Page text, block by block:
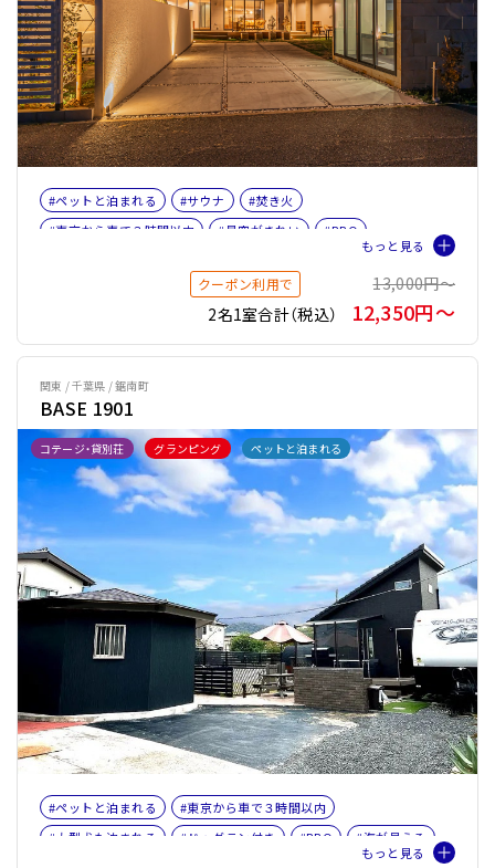
#ペットと泊まれる #サウナ
#焚き火
#東京から車で３時間以内
#星空がきれい
#BBQ
#ペット旅おすすめ☆４
#サウナオプション有り #テントサウナ
クーポン利用で
13,000円〜
2名1室合計（税込）
12,350円〜
コテージ・貸別荘 グランピング ペットと泊まれる
関東 / 千葉県 / 鋸南町
BASE 1901
#ペットと泊まれる
#東京から車で３時間以内
#大型犬も泊まれる
#ドッグラン付き #BBQ
#海が見える